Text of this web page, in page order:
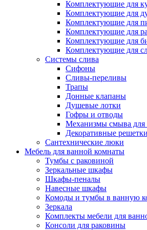
Комплектующие для
Комплектующие для
Комплектующие для
Комплектующие для
Комплектующие для
Комплектующие для
Системы слива
Сифоны
Сливы-переливы
Трапы
Донные клапаны
Душевые лотки
Гофры и отводы
Механизмы смыва для
Декоративные решетки
Сантехнические люки
Мебель для ванной комнаты
Тумбы с раковиной
Зеркальные шкафы
Шкафы-пеналы
Навесные шкафы
Комоды и тумбы в ванную
Зеркала
Комплекты мебели для
Консоли для раковины